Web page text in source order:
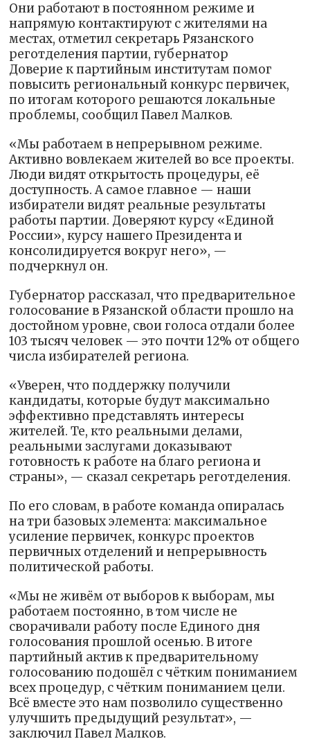
Они работают в постоянном режиме и
напрямую контактируют с жителями на
местах, отметил секретарь Рязанского
реготделения партии, губернатор
Доверие к партийным институтам помог
повысить региональный конкурс первичек,
по итогам которого решаются локальные
проблемы, сообщил Павел Малков.
«Мы работаем в непрерывном режиме.
Активно вовлекаем жителей во все проекты.
Люди видят открытость процедуры, её
доступность. А самое главное — наши
избиратели видят реальные результаты
работы партии. Доверяют курсу «Единой
России», курсу нашего Президента и
консолидируется вокруг него», —
подчеркнул он.
Губернатор рассказал, что предварительное
голосование в Рязанской области прошло на
достойном уровне, свои голоса отдали более
103 тысяч человек — это почти 12% от общего
числа избирателей региона.
«Уверен, что поддержку получили
кандидаты, которые будут максимально
эффективно представлять интересы
жителей. Те, кто реальными делами,
реальными заслугами доказывают
готовность к работе на благо региона и
страны», — сказал секретарь реготделения.
По его словам, в работе команда опиралась
на три базовых элемента: максимальное
усиление первичек, конкурс проектов
первичных отделений и непрерывность
политической работы.
«Мы не живём от выборов к выборам, мы
работаем постоянно, в том числе не
сворачивали работу после Единого дня
голосования прошлой осенью. В итоге
партийный актив к предварительному
голосованию подошёл с чётким пониманием
всех процедур, с чётким пониманием цели.
Всё вместе это нам позволило существенно
улучшить предыдущий результат», —
заключил Павел Малков.